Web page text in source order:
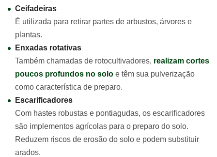
Ceifadeiras
É utilizada para retirar partes de arbustos, árvores e
plantas.
Enxadas rotativas
Também chamadas de rotocultivadores, realizam cortes
poucos profundos no solo e têm sua pulverização
como característica de preparo.
Escarificadores
Com hastes robustas e pontiagudas, os escarificadores
são implementos agrícolas para o preparo do solo.
Reduzem riscos de erosão do solo e podem substituir
arados.